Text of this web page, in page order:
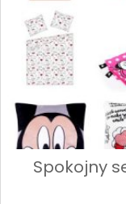
Spokojny